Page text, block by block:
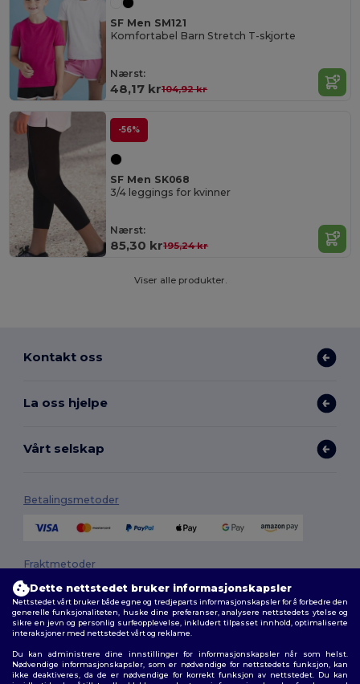
SF Men SM121
Komfortabel Barn Stretch T-skjorte
Nærst:
48,17 kr104,92 kr
-56%
SF Men SK068
3/4 leggings for kvinner
Nærst:
85,30 kr195,24 kr
Viser alle produkter.
Kontakt oss
La oss hjelpe
Vårt selskap
Betalingsmetoder
Fraktmetoder
Dette nettstedet bruker informasjonskapsler
Nettstedet vårt bruker både egne og tredjeparts informasjonskapsler for å forbedre den
generelle funksjonaliteten, huske dine preferanser, analysere nettstedets ytelse og
sikre en jevn og personlig surfeopplevelse, inkludert tilpasset innhold, optimaliserte
interaksjoner med nettstedet vårt og reklame.
Du kan administrere dine innstillinger for informasjonskapsler når som helst.
Nødvendige informasjonskapsler, som er nødvendige for nettstedets funksjon, kan
ikke deaktiveres, da de er nødvendige for korrekt funksjon av nettstedet. Du kan